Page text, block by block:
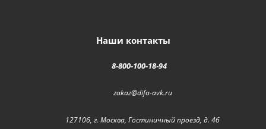
Наши контакты
8-800-100-18-94
zakaz@difa-avk.ru
127106, г. Москва, Гостиничный проезд, д. 4б